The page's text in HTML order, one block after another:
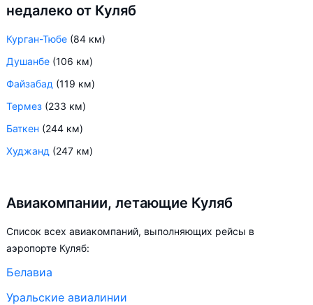
недалеко от Куляб
Курган-Тюбе (84 км)
Душанбе (106 км)
Файзабад (119 км)
Термез (233 км)
Баткен (244 км)
Худжанд (247 км)
Авиакомпании, летающие Куляб
Список всех авиакомпаний, выполняющих рейсы в
аэропорте Куляб:
Белавиа
Уральские авиалинии